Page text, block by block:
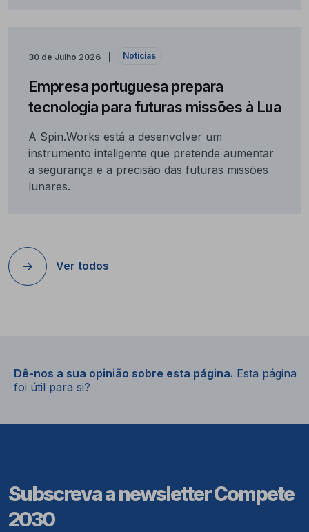
30 de Julho 2026 Notícias
Empresa portuguesa prepara
tecnologia para futuras missões à Lua
A Spin.Works está a desenvolver um
instrumento inteligente que pretende aumentar
a segurança e a precisão das futuras missões
lunares.
Ver todos
Dê-nos a sua opinião sobre esta página. Esta página
foi útil para si?
Subscreva a newsletter Compete
2030